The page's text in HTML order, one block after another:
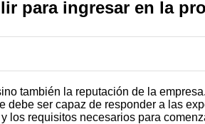
para ingresar en la
también la reputación de la
ser capaz de responder a las
los requisitos necesarios para